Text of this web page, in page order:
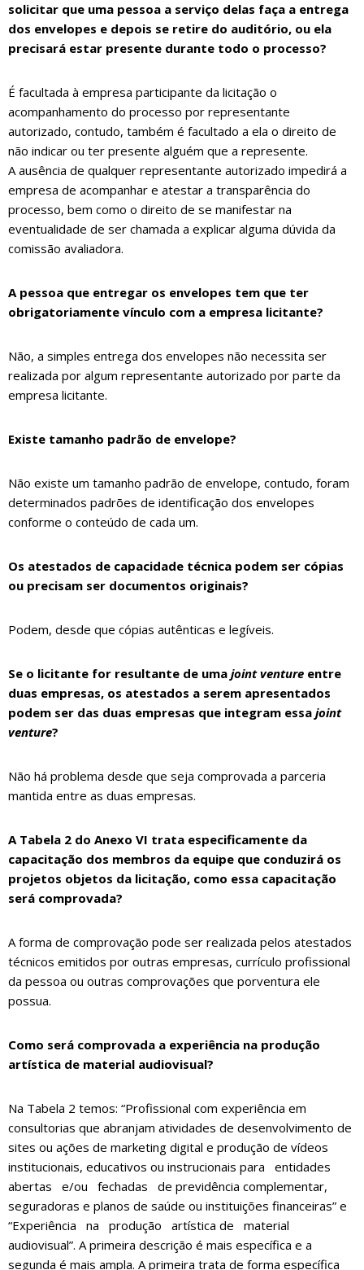
solicitar que uma pessoa a serviço delas faça a entrega
dos envelopes e depois se retire do auditório, ou ela
precisará estar presente durante todo o processo?
É facultada à empresa participante da licitação o
acompanhamento do processo por representante
autorizado, contudo, também é facultado a ela o direito de
não indicar ou ter presente alguém que a represente.
A ausência de qualquer representante autorizado impedirá a
empresa de acompanhar e atestar a transparência do
processo, bem como o direito de se manifestar na
eventualidade de ser chamada a explicar alguma dúvida da
comissão avaliadora.
A pessoa que entregar os envelopes tem que ter
obrigatoriamente vínculo com a empresa licitante?
Não, a simples entrega dos envelopes não necessita ser
realizada por algum representante autorizado por parte da
empresa licitante.
Existe tamanho padrão de envelope?
Não existe um tamanho padrão de envelope, contudo, foram
determinados padrões de identificação dos envelopes
conforme o conteúdo de cada um.
Os atestados de capacidade técnica podem ser cópias
ou precisam ser documentos originais?
Podem, desde que cópias autênticas e legíveis.
Se o licitante for resultante de uma joint venture entre
duas empresas, os atestados a serem apresentados
podem ser das duas empresas que integram essa joint
venture?
Não há problema desde que seja comprovada a parceria
mantida entre as duas empresas.
A Tabela 2 do Anexo VI trata especificamente da
capacitação dos membros da equipe que conduzirá os
projetos objetos da licitação, como essa capacitação
será comprovada?
A forma de comprovação pode ser realizada pelos atestados
técnicos emitidos por outras empresas, currículo profissional
da pessoa ou outras comprovações que porventura ele
possua.
Como será comprovada a experiência na produção
artística de material audiovisual?
Na Tabela 2 temos: “Profissional com experiência em
consultorias que abranjam atividades de desenvolvimento de
sites ou ações de marketing digital e produção de vídeos
institucionais, educativos ou instrucionais para entidades
abertas e/ou fechadas de previdência complementar,
seguradoras e planos de saúde ou instituições financeiras” e
“Experiência na produção artística de material
audiovisual”. A primeira descrição é mais específica e a
segunda é mais ampla. A primeira trata de forma específica